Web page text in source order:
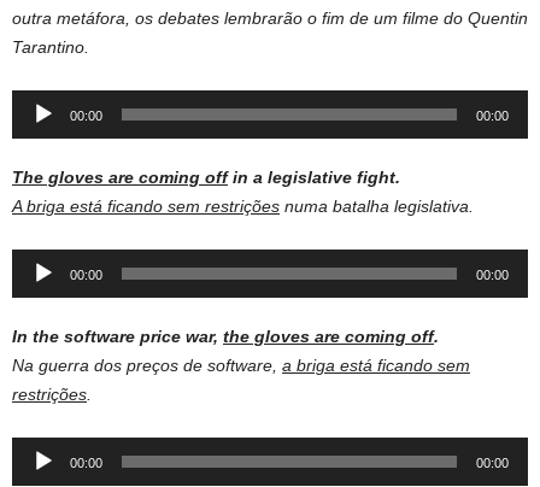
outra metáfora, os debates lembrarão o fim de um filme do Quentin
Tarantino.
Audio
00:00 00:00
The gloves are coming offin a legislative fight.
A briga está ficando sem restrições numa batalha legislativa.
Audio
00:00 00:00
In the software price war, the gloves are coming off.
Na guerra dos preços de software, a briga está ficando sem
restrições
Audio
00:00 00:00